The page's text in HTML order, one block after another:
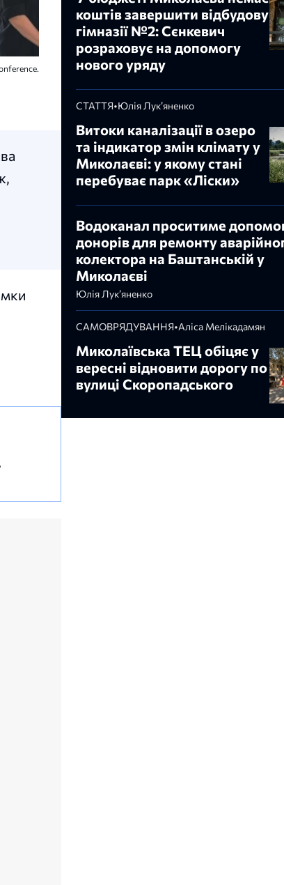
коштів завершити відбудову
гімназії №2: Сєнкевич
розраховує на допомогу
нового уряду
СТАТТЯ•Юлія Лук’яненко
Витоки каналізації в озеро
та індикатор змін клімату у
Миколаєві: у якому стані
перебуває парк «Ліски»
Водоканал проситиме
донорів для ремонту
колектора на Баштанській у
Миколаєві
Юлія Лук’яненко
САМОВРЯДУВАННЯ•Аліса Мелікадамян
Миколаївська ТЕЦ обіцяє у
вересні відновити дорогу по
вулиці Скоропадського